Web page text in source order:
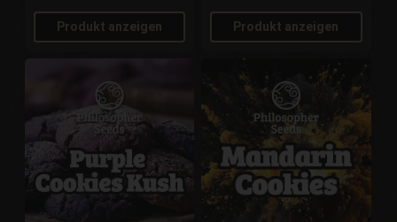
Produkt anzeigen Produkt anzeigen